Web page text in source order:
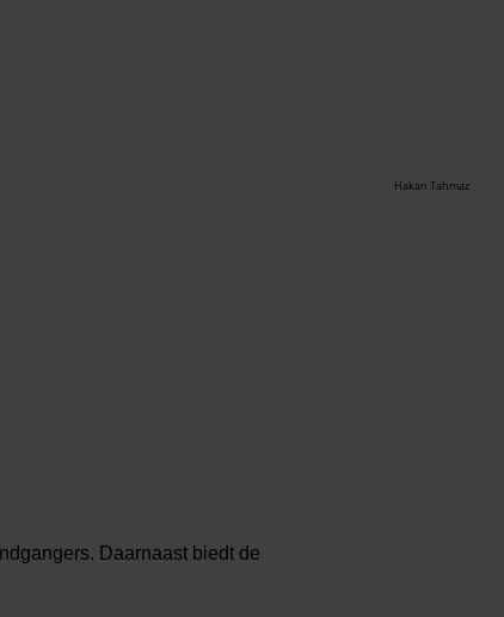
Hakan Tahmaz
Daarnaast biedt de